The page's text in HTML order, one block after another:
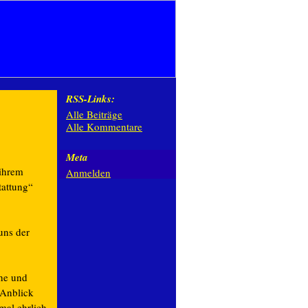
der
und
RSS-Links:
Alle Beiträge
Alle Kommentare
Meta
Anmelden